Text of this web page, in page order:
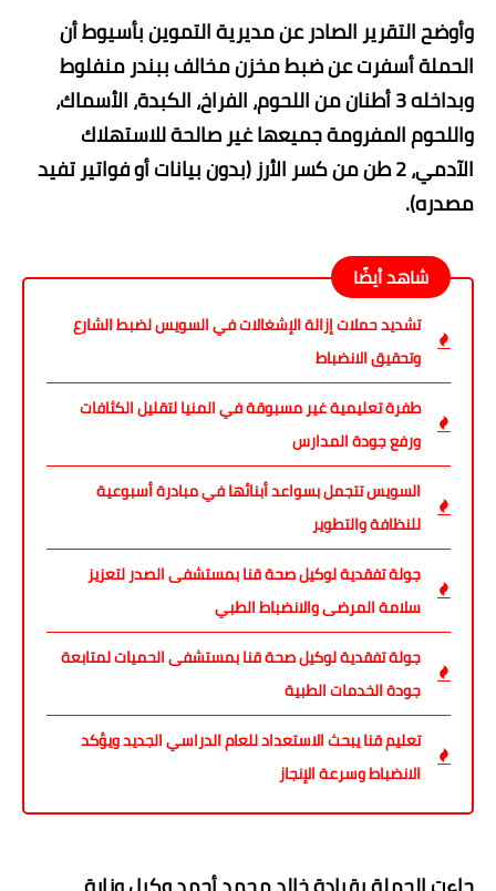
و​أوضح التقرير الصادر عن مديرية التموين بأسيوط أن
الحملة أسفرت عن ضبط مخزن مخالف ببندر منفلوط
وبداخله ​3 أطنان من اللحوم، الفراخ، الكبدة، الأسماك،
واللحوم المفرومة جميعها غير صالحة للاستهلاك
الآدمي، ​2 طن من كسر الأرز (بدون بيانات أو فواتير تفيد
مصدره).
شاهد أيضًا
تشديد حملات إزالة الإشغالات في السويس لضبط الشارع
وتحقيق الانضباط
طفرة تعليمية غير مسبوقة في المنيا لتقليل الكثافات
ورفع جودة المدارس
السويس تتجمل بسواعد أبنائها في مبادرة أسبوعية
للنظافة والتطوير
جولة تفقدية لوكيل صحة قنا بمستشفى الصدر لتعزيز
سلامة المرضى والانضباط الطبي
جولة تفقدية لوكيل صحة قنا بمستشفى الحميات لمتابعة
جودة الخدمات الطبية
تعليم قنا يبحث الاستعداد للعام الدراسي الجديد ويؤكد
الانضباط وسرعة الإنجاز